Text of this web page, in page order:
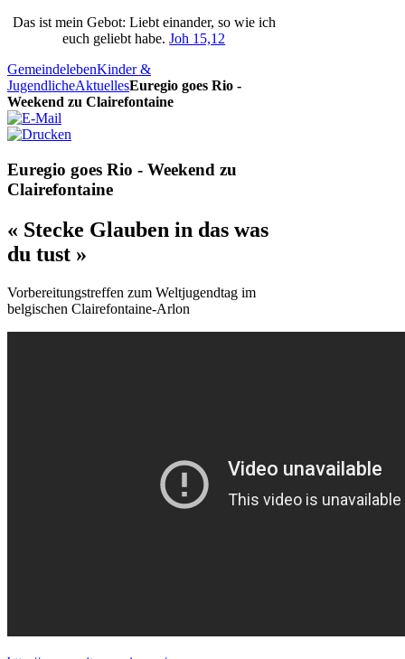
Das ist mein Gebot: Liebt einander, so wie ich
euch geliebt habe.Joh 15,12
GemeindelebenKinder &
JugendlicheAktuellesEuregio goes Rio -
Weekend zu Clairefontaine
Euregio goes Rio - Weekend zu
Clairefontaine
« Stecke Glauben in das was
du tust »
Vorbereitungstreffen zum Weltjugendtag im
belgischen Clairefontaine-Arlon